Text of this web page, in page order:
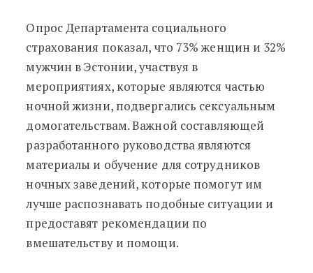
Опрос Департамента социального
страхования показал, что 73% женщин и 32%
мужчин в Эстонии, участвуя в
мероприятиях, которые являются частью
ночной жизни, подвергались сексуальным
домогательствам. Важной составляющей
разработанного руководства являются
материалы и обучение для сотрудников
ночных заведений, которые помогут им
лучше распознавать подобные ситуации и
предоставят рекомендации по
вмешательству и помощи.